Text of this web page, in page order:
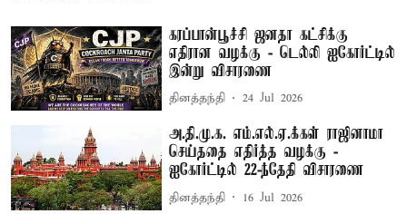
கரப்பான்பூச்சி ஜனதா கட்சிக்கு
எதிரான வழக்கு - டெல்லி ஐகோர்ட்டில்
இன்று விசாரணை
தினத்தந்தி 24 Jul 2026
அ.தி.மு.க. எம்.எல்.ஏ.க்கள் ராஜினாமா
செய்ததை எதிர்த்த வழக்கு -
ஐகோர்ட்டில் 22-ந்தேதி விசாரணை
தினத்தந்தி 16 Jul 2026